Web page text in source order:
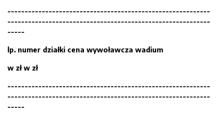
-----------------------------------------------------------
-----------------------------------------------------------
-----
lp. numer działki cena wywoławcza wadium
w złw zł
-----------------------------------------------------------
-----------------------------------------------------------
-----